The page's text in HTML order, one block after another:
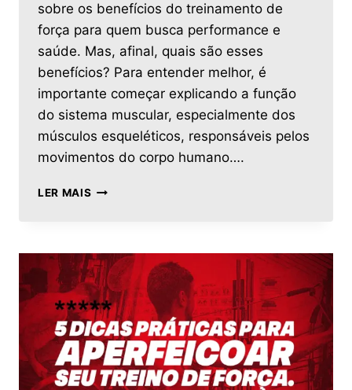
sobre os benefícios do treinamento de
força para quem busca performance e
saúde. Mas, afinal, quais são esses
benefícios? Para entender melhor, é
importante começar explicando a função
do sistema muscular, especialmente dos
músculos esqueléticos, responsáveis pelos
movimentos do corpo humano….
LER MAIS